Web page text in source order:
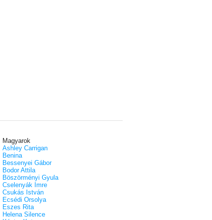
Magyarok
Ashley Carrigan
Benina
Bessenyei Gábor
Bodor Attila
Böszörményi Gyula
Cselenyák Imre
Csukás István
Ecsédi Orsolya
Eszes Rita
Helena Silence